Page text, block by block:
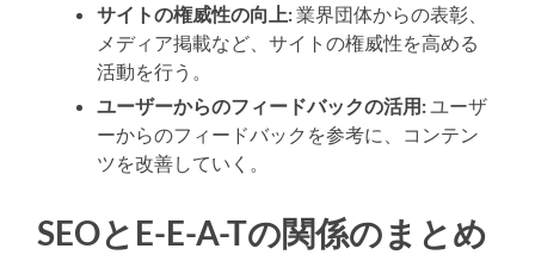
サイトの権威性の向上:業界団体からの表彰、
メディア掲載など、サイトの権威性を高める
活動を行う。
ユーザーからのフィードバックの活用: ユーザ
ーからのフィードバックを参考に、コンテン
ツを改善していく。
SEOとE-E-A-Tの関係のまとめ